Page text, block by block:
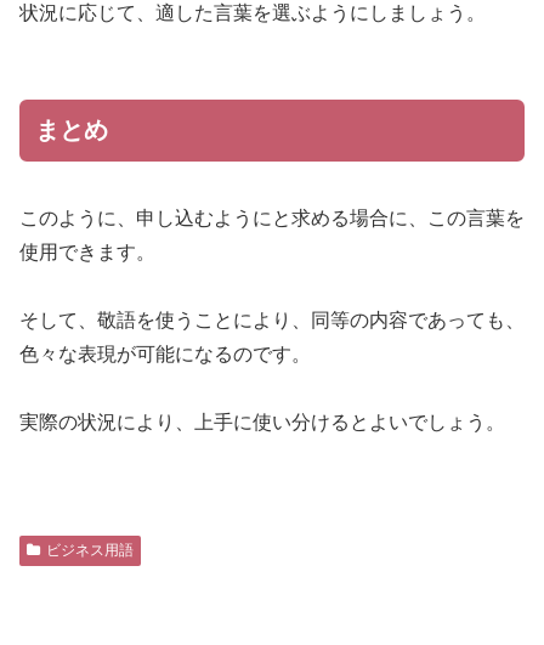
状況に応じて、適した言葉を選ぶようにしましょう。
まとめ
このように、申し込むようにと求める場合に、この言葉を
使用できます。
そして、敬語を使うことにより、同等の内容であっても、
色々な表現が可能になるのです。
実際の状況により、上手に使い分けるとよいでしょう。
ビジネス用語